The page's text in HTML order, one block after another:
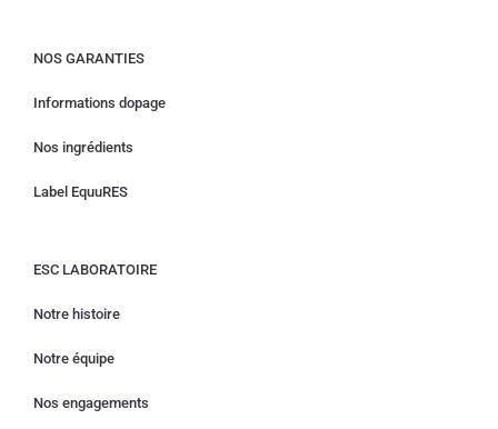
NOS GARANTIES
Informations dopage
Nos ingrédients
Label EquuRES
ESC LABORATOIRE
Notre histoire
Notre équipe
Nos engagements